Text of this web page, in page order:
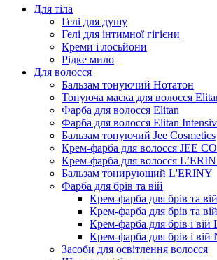
Для тіла
Гелі для душу
Гелі для інтимної гігієни
Креми і лосьйони
Рідке мило
Для волосся
Бальзам тонуючий Нотатон
Тонуюча маска для волосся
Фарба для волосся Elitan
Фарба для волосся Elitan
Бальзам тонуючий Jee Cosmetics
Крем-фарба для волосся JEE
Крем-фарба для волосся
Бальзам тонирующий L'ERINY
Фарба для брів та вій
Крем-фарба для брів та
Крем-фарба для брів та
Крем-фарба для брів і вій
Крем-фарба для брів і
Засоби для освітлення волосся